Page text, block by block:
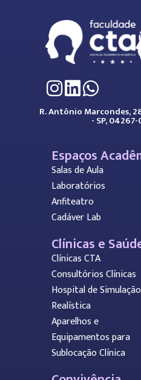
R. Antônio Marcondes,
- SP,
Espaços
Salas de Aula
Laboratórios
Anfiteatro
Cadáver Lab
Clínicas e
Clínicas CTA
Consultórios Clínicas
Hospital de Simulação
Realística
Aparelhos e
Equipamentos para
Sublocação Clínica